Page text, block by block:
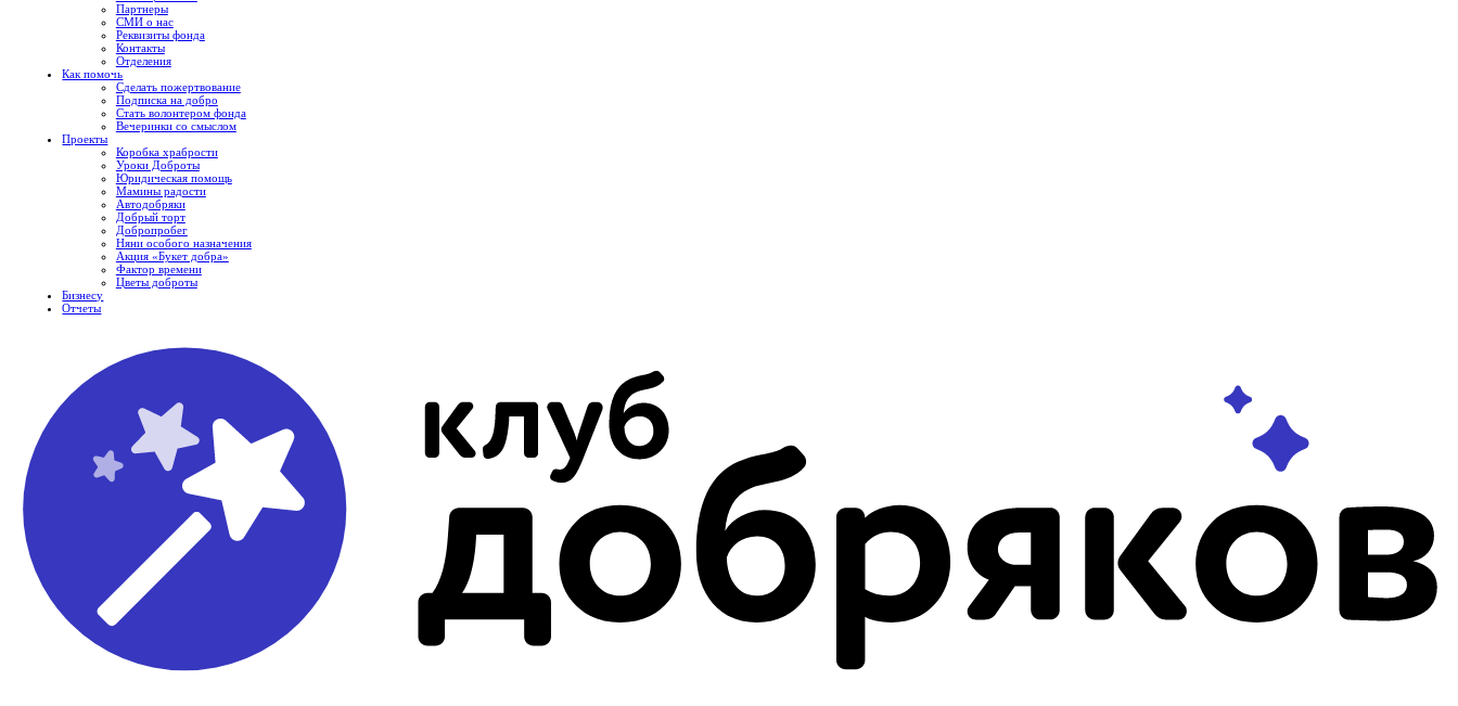
Партнеры
СМИ о нас
Реквизиты фонда
Контакты
Отделения
Как помочь
Сделать пожертвование
Подписка на добро
Стать волонтером фонда
Вечеринки со смыслом
Проекты
Коробка храбрости
Уроки Доброты
Юридическая помощь
Мамины радости
Автодобряки
Добрый торт
Добропробег
Няни особого назначения
Акция «Букет добра»
Фактор времени
Цветы доброты
Бизнесу
Отчеты